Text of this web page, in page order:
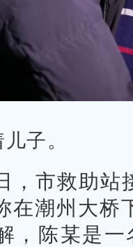
子。
，市救助站
在潮州大桥
，陈某是